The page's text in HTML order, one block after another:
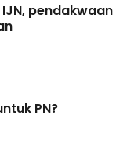
pendakwaan
PN?